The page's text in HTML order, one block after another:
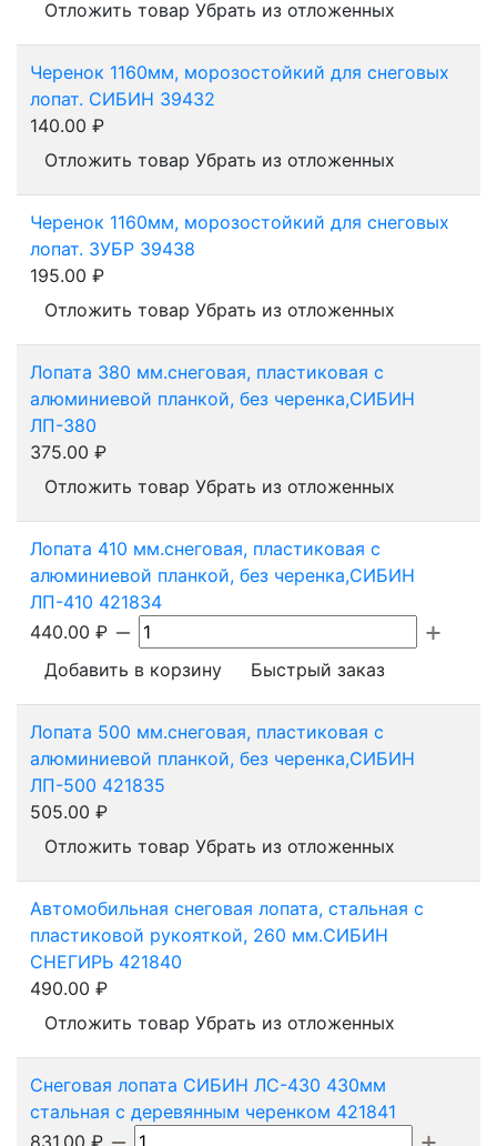
Отложить товар Убрать из отложенных
Черенок 1160мм, морозостойкий для снеговых
лопат. СИБИН 39432
140.00 ₽
Отложить товар Убрать из отложенных
Черенок 1160мм, морозостойкий для снеговых
лопат. ЗУБР 39438
195.00 ₽
Отложить товар Убрать из отложенных
Лопата 380 мм.снеговая, пластиковая с
алюминиевой планкой, без черенка,СИБИН
ЛП-380
375.00 ₽
Отложить товар Убрать из отложенных
Лопата 410 мм.снеговая, пластиковая с
алюминиевой планкой, без черенка,СИБИН
ЛП-410 421834
440.00 ₽
Добавить в корзину
Быстрый заказ
Лопата 500 мм.снеговая, пластиковая с
алюминиевой планкой, без черенка,СИБИН
ЛП-500 421835
505.00 ₽
Отложить товар Убрать из отложенных
Автомобильная снеговая лопата, стальная с
пластиковой рукояткой, 260 мм.СИБИН
СНЕГИРЬ 421840
490.00 ₽
Отложить товар Убрать из отложенных
Снеговая лопата СИБИН ЛС-430 430мм
стальная с деревянным черенком 421841
831.00 ₽